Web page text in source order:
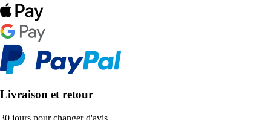
Livraison et retour